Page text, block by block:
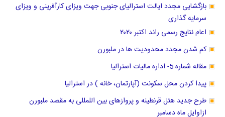
بازگشایی مجدد ایالت استرالیای جنوبی جهت ویزای کارآفرینی و ویزای
سرمایه گذاری
اعام نتایج رسمی راند اکتبر ۲۰۲۰
کم شدن مجدد محدودیت ها در ملبورن
مقاله شماره 5- اداره مالیات استرالیا
پیدا کردن محل سکونت (آپارتمان، خانه ) در استرالیا
طرح جدید هتل قرنطینه و پروازهای بین اللمللی به مقصد ملبورن
ازاوایل ماه دسامبر